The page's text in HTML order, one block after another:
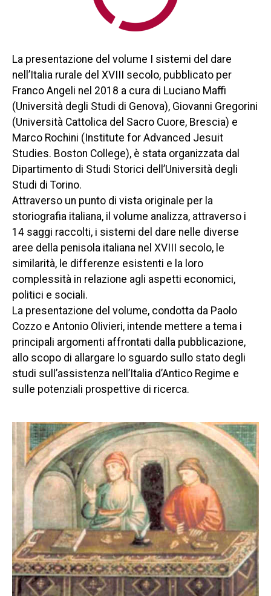
La presentazione del volume I sistemi del dare
nell’Italia rurale del XVIII secolo, pubblicato per
Franco Angeli nel 2018 a cura di Luciano Maffi
(Università degli Studi di Genova), Giovanni Gregorini
(Università Cattolica del Sacro Cuore, Brescia) e
Marco Rochini (Institute for Advanced Jesuit
Studies. Boston College), è stata organizzata dal
Dipartimento di Studi Storici dell’Università degli
Studi di Torino.
Attraverso un punto di vista originale per la
storiografia italiana, il volume analizza, attraverso i
14 saggi raccolti, i sistemi del dare nelle diverse
aree della penisola italiana nel XVIII secolo, le
similarità, le differenze esistenti e la loro
complessità in relazione agli aspetti economici,
politici e sociali.
La presentazione del volume, condotta da Paolo
Cozzo e Antonio Olivieri, intende mettere a tema i
principali argomenti affrontati dalla pubblicazione,
allo scopo di allargare lo sguardo sullo stato degli
studi sull’assistenza nell’Italia d’Antico Regime e
sulle potenziali prospettive di ricerca.